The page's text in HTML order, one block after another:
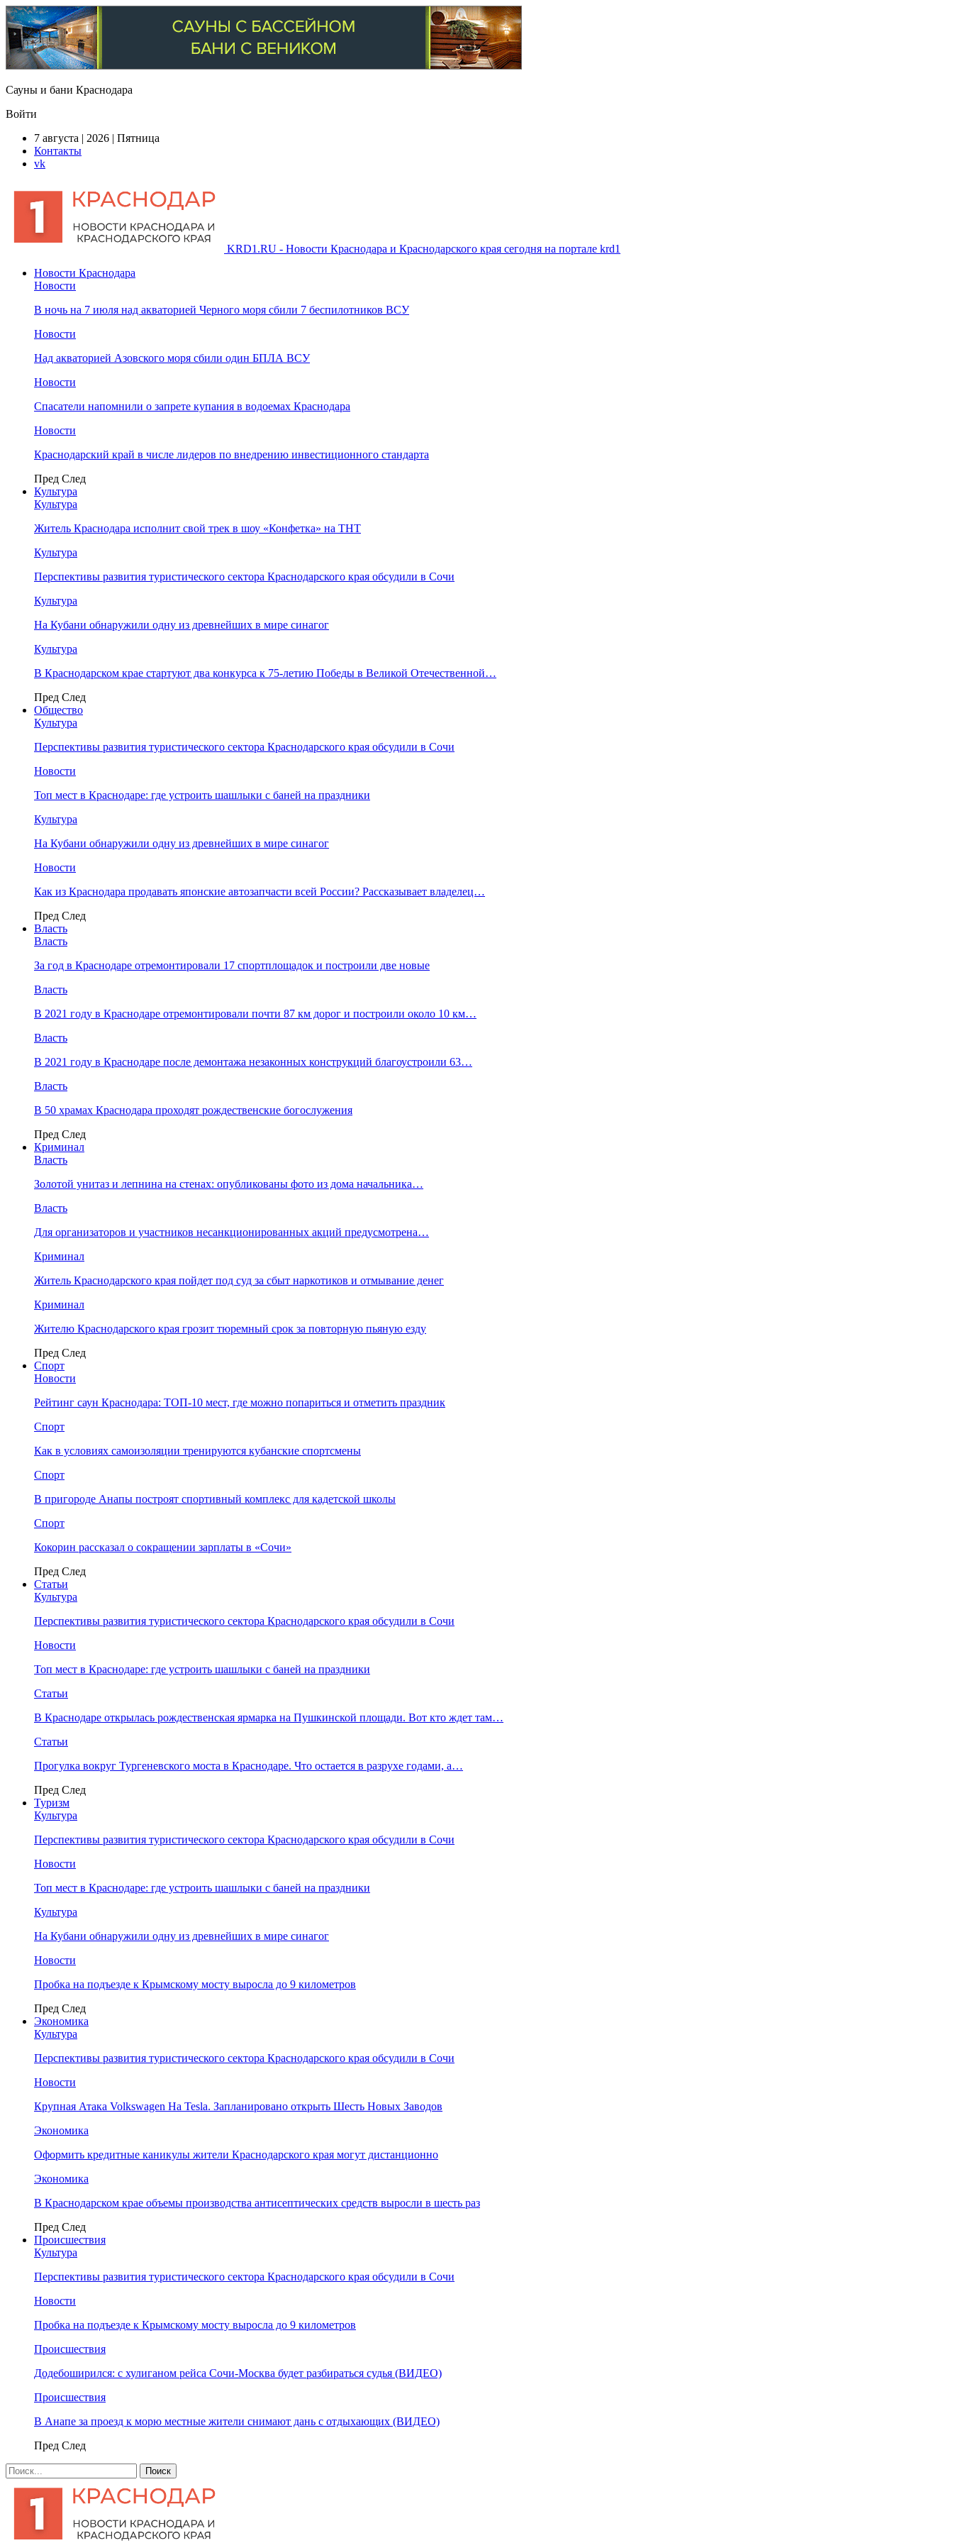
Сауны и бани Краснодара
Войти
7 августа | 2026 | Пятница
Контакты
vk
KRD1.RU - Новости Краснодара и Краснодарского края сегодня на портале krd1
Новости Краснодара
Новости
В ночь на 7 июля над акваторией Черного моря сбили 7 беспилотников ВСУ
Новости
Над акваторией Азовского моря сбили один БПЛА ВСУ
Новости
Спасатели напомнили о запрете купания в водоемах Краснодара
Новости
Краснодарский край в числе лидеров по внедрению инвестиционного стандарта
Пред След
Культура
Культура
Житель Краснодара исполнит свой трек в шоу «Конфетка» на ТНТ
Культура
Перспективы развития туристического сектора Краснодарского края обсудили в Сочи
Культура
На Кубани обнаружили одну из древнейших в мире синагог
Культура
В Краснодарском крае стартуют два конкурса к 75-летию Победы в Великой Отечественной…
Пред След
Общество
Культура
Перспективы развития туристического сектора Краснодарского края обсудили в Сочи
Новости
Топ мест в Краснодаре: где устроить шашлыки с баней на праздники
Культура
На Кубани обнаружили одну из древнейших в мире синагог
Новости
Как из Краснодара продавать японские автозапчасти всей России? Рассказывает владелец…
Пред След
Власть
Власть
За год в Краснодаре отремонтировали 17 спортплощадок и построили две новые
Власть
В 2021 году в Краснодаре отремонтировали почти 87 км дорог и построили около 10 км…
Власть
В 2021 году в Краснодаре после демонтажа незаконных конструкций благоустроили 63…
Власть
В 50 храмах Краснодара проходят рождественские богослужения
Пред След
Криминал
Власть
​Золотой унитаз и лепнина на стенах: опубликованы фото из дома начальника…
Власть
Для организаторов и участников несанкционированных акций предусмотрена…
Криминал
Житель Краснодарского края пойдет под суд за сбыт наркотиков и отмывание денег
Криминал
Жителю Краснодарского края грозит тюремный срок за повторную пьяную езду
Пред След
Спорт
Новости
Рейтинг саун Краснодара: ТОП-10 мест, где можно попариться и отметить праздник
Спорт
Как в условиях самоизоляции тренируются кубанские спортсмены
Спорт
В пригороде Анапы построят спортивный комплекс для кадетской школы
Спорт
Кокорин рассказал о сокращении зарплаты в «Сочи»
Пред След
Статьи
Культура
Перспективы развития туристического сектора Краснодарского края обсудили в Сочи
Новости
Топ мест в Краснодаре: где устроить шашлыки с баней на праздники
Статьи
В Краснодаре открылась рождественская ярмарка на Пушкинской площади. Вот кто ждет там…
Статьи
Прогулка вокруг Тургеневского моста в Краснодаре. Что остается в разрухе годами, а…
Пред След
Туризм
Культура
Перспективы развития туристического сектора Краснодарского края обсудили в Сочи
Новости
Топ мест в Краснодаре: где устроить шашлыки с баней на праздники
Культура
На Кубани обнаружили одну из древнейших в мире синагог
Новости
Пробка на подъезде к Крымскому мосту выросла до 9 километров
Пред След
Экономика
Культура
Перспективы развития туристического сектора Краснодарского края обсудили в Сочи
Новости
Крупная Атака Volkswagen На Tesla. Запланировано открыть Шесть Новых Заводов
Экономика
Оформить кредитные каникулы жители Краснодарского края могут дистанционно
Экономика
В Краснодарском крае объемы производства антисептических средств выросли в шесть раз
Пред След
Происшествия
Культура
Перспективы развития туристического сектора Краснодарского края обсудили в Сочи
Новости
Пробка на подъезде к Крымскому мосту выросла до 9 километров
Происшествия
Додебоширился: с хулиганом рейса Сочи-Москва будет разбираться судья (ВИДЕО)
Происшествия
В Анапе за проезд к морю местные жители снимают дань с отдыхающих (ВИДЕО)
Пред След